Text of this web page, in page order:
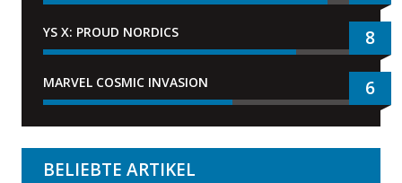
YS X: PROUD NORDICS 8
MARVEL COSMIC INVASION 6
BELIEBTE ARTIKEL